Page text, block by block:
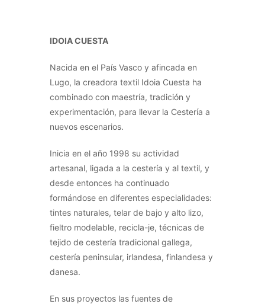
IDOIA CUESTA
Nacida en el País Vasco y afincada en
Lugo, la creadora textil Idoia Cuesta ha
combinado con maestría, tradición y
experimentación, para llevar la Cestería a
nuevos escenarios.
Inicia en el año 1998 su actividad
artesanal, ligada a la cestería y al textil, y
desde entonces ha continuado
formándose en diferentes especialidades:
tintes naturales, telar de bajo y alto lizo,
fieltro modelable, recicla-je, técnicas de
tejido de cestería tradicional gallega,
cestería peninsular, irlandesa, finlandesa y
danesa.
En sus proyectos las fuentes de